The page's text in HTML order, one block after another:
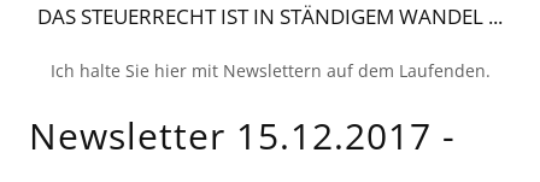
DAS STEUERRECHT IST IN STÄNDIGEM WANDEL ...
Ich halte Sie hier mit Newslettern auf dem Laufenden.
Newsletter 15.12.2017 -